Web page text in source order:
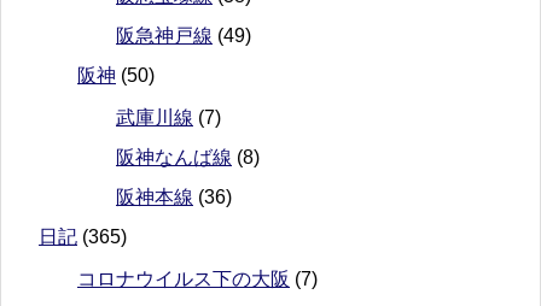
阪急神戸線 (49)
阪神 (50)
武庫川線 (7)
阪神なんば線 (8)
阪神本線 (36)
日記 (365)
コロナウイルス下の大阪 (7)